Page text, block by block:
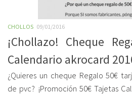
CHOLLOS 09/01/2016
¡Chollazo! Cheque
Calendario akrocard
¿Quieres un cheque Regalo 50€
de pvc? ¡Promoción 50€ Tajetas